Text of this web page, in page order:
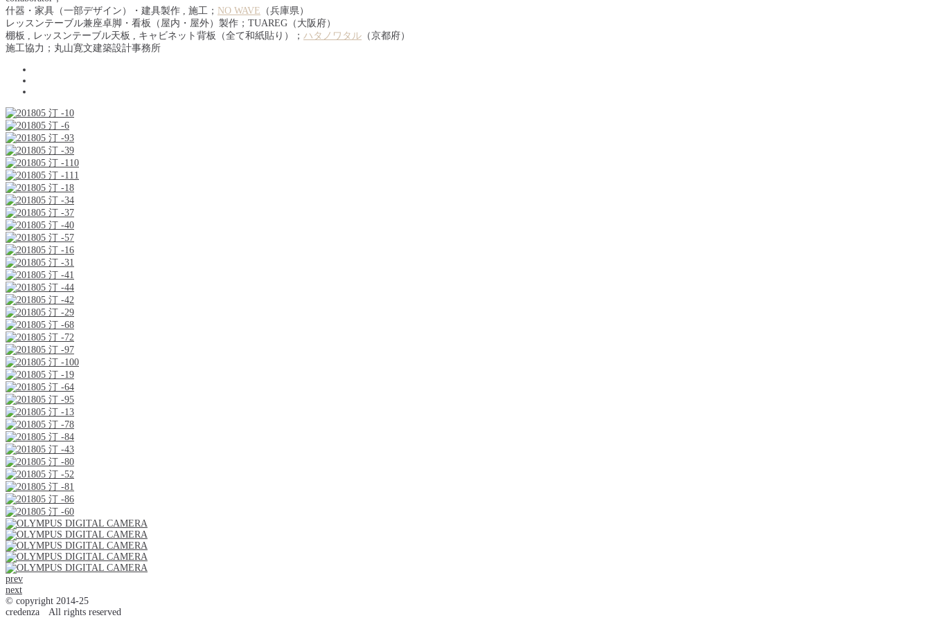
什器・家具（一部デザイン）・建具製作 , 施工； NO WAVE （兵庫県）
レッスンテーブル兼座卓脚・看板（屋内・屋外）製作；TUAREG（大阪府）
棚板 , レッスンテーブル天板 , キャビネット背板（全て和紙貼り）； ハタノワタル （京都府）
施工協力；丸山寛文建築設計事務所
prev
next
© copyright 2014-25
credenza All rights reserved